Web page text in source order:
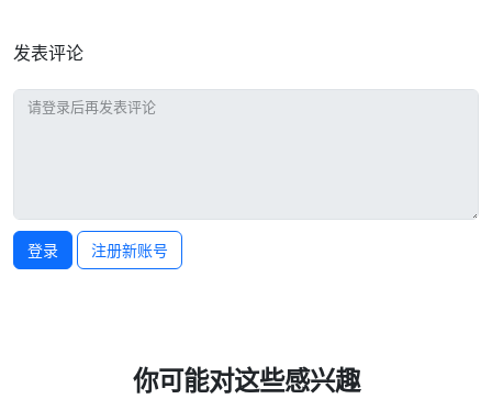
发表评论
登录 注册新账号
你可能对这些感兴趣